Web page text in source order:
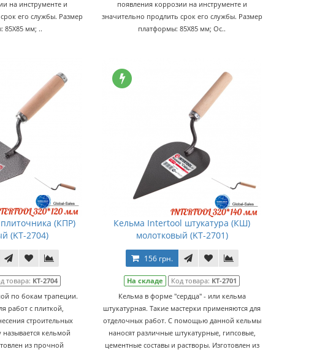
на инструменте и
его службы. Размер
85Х85 мм; ..
появления коррозии на инструменте и
значительно продлить срок его службы. Размер
платформы: 85Х85 мм; Ос..
(КПР)
(KT-2704)
товара: KT-2704
по бокам трапеции.
работ с плиткой,
строительных
кельмой
из прочной
Кельма Intertool штукатура (КШ)
молотковый (KT-2701)
156 грн.
На складе Код товара: KT-2701
Кельма в форме "сердца" - или кельма
штукатурная. Такие мастерки применяются для
отделочных работ. С помощью данной кельмы
наносят различные штукатурные, гипсовые,
цементные составы и растворы. Изготовлен из